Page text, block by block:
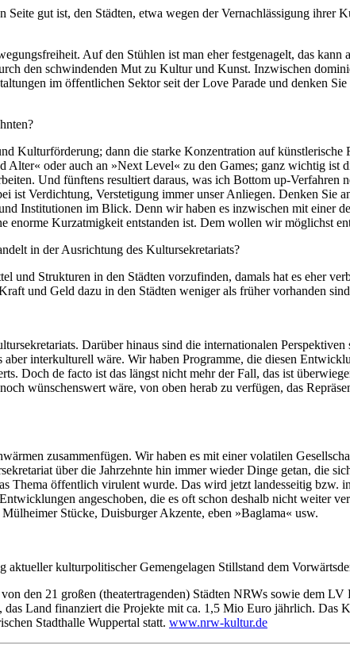
gut ist, den Städten, etwa wegen der Vernachlässigung ihrer
Auf den Stühlen ist man eher festgenagelt, das
den schwindenden Mut zu Kultur und Kunst. Inzwischen
im öffentlichen Sektor seit der Love Parade und denken
Kulturförderung; dann die starke Konzentration auf künstlerische
oder auch an »Next Level« zu den Games; ganz wichtig ist
Und fünftens resultiert daraus, was ich Bottom up-Verfahren
ist Verdichtung, Verstetigung immer unser Anliegen. Denken Sie
Institutionen im Blick. Denn wir haben es inzwischen mit einer
enorme Kurzatmigkeit entstanden ist. Dem wollen wir möglichst
in der Ausrichtung des Kultursekretariats?
und Strukturen in den Städten vorzufinden, damals hat es eher
und Geld dazu in den Städten weniger als früher vorhanden
Darüber hinaus sind die internationalen Perspektiven
interkulturell wäre. Wir haben Programme, die diesen
Doch de facto ist das längst nicht mehr der Fall, das ist
wünschenswert wäre, von oben herab zu verfügen, das
zusammenfügen. Wir haben es mit einer volatilen
über die Jahrzehnte hin immer wieder Dinge getan, die
öffentlich virulent wurde. Das wird jetzt landesseitig bzw.
angeschoben, die es oft schon deshalb nicht weiter
Stücke, Duisburger Akzente, eben »Baglama« usw.
kulturpolitischer Gemengelagen Stillstand dem
den 21 großen (theatertragenden) Städten NRWs sowie dem LV
Land finanziert die Projekte mit ca. 1,5 Mio Euro jährlich. Das
Stadthalle Wuppertal statt. www.nrw-kultur.de